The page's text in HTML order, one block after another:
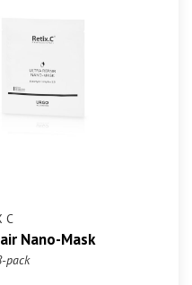
C
Nano-Mask
pack